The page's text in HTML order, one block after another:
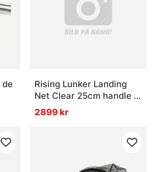
Rising Lunker Landing
Net Clear 25cm handle -
Stealth
2899 kr